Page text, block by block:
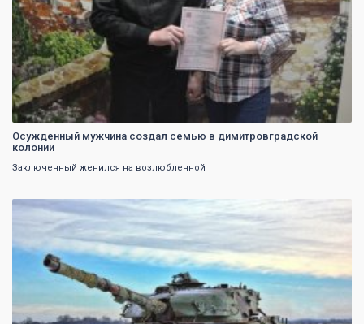
Осужденный мужчина создал семью в димитровградской
колонии
Заключенный женился на возлюбленной